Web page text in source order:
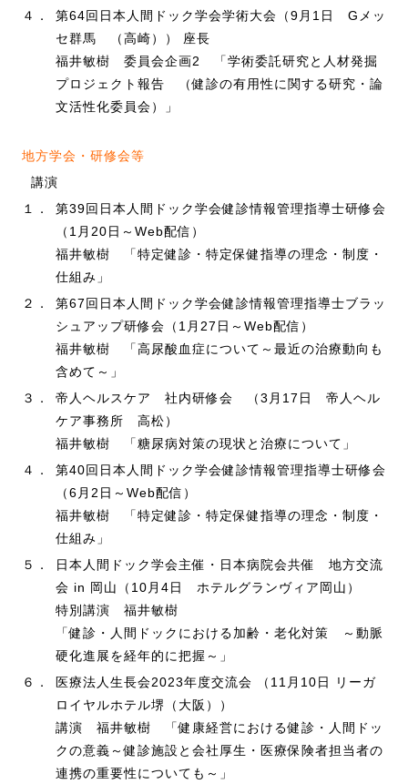
４．
第64回日本人間ドック学会学術大会（9月1日 Gメッ
セ群馬 （高崎）） 座長
福井敏樹 委員会企画2 「学術委託研究と人材発掘
プロジェクト報告 （健診の有用性に関する研究・論
文活性化委員会）」
地方学会・研修会等
講演
１．
第39回日本人間ドック学会健診情報管理指導士研修会
（1月20日～Web配信）
福井敏樹 「特定健診・特定保健指導の理念・制度・
仕組み」
２．
第67回日本人間ドック学会健診情報管理指導士ブラッ
シュアップ研修会（1月27日～Web配信）
福井敏樹 「高尿酸血症について～最近の治療動向も
含めて～」
３．
帝人ヘルスケア 社内研修会 （3月17日 帝人ヘル
ケア事務所 高松）
福井敏樹 「糖尿病対策の現状と治療について」
４．
第40回日本人間ドック学会健診情報管理指導士研修会
（6月2日～Web配信）
福井敏樹 「特定健診・特定保健指導の理念・制度・
仕組み」
５．
日本人間ドック学会主催・日本病院会共催 地方交流
会 in 岡山（10月4日 ホテルグランヴィア岡山）
特別講演 福井敏樹
「健診・人間ドックにおける加齢・老化対策 ～動脈
硬化進展を経年的に把握～」
６．
医療法人生長会2023年度交流会 （11月10日 リーガ
ロイヤルホテル堺（大阪））
講演 福井敏樹 「健康経営における健診・人間ドッ
クの意義～健診施設と会社厚生・医療保険者担当者の
連携の重要性についても～」